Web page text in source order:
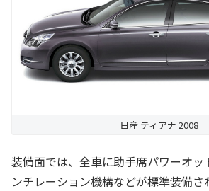
日産 ティアナ 2008
装備面では、全車に助手席パワーオッ
ンチレーション機構などが標準装備